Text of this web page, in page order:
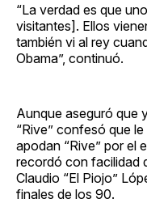
“La verdad es que
visitantes]. Ellos
también vi al rey
Obama”, continuó.
Aunque aseguró que
“Rive” confesó que
apodan “Rive” por el
recordó con facilidad
Claudio “El Piojo”
finales de los 90.